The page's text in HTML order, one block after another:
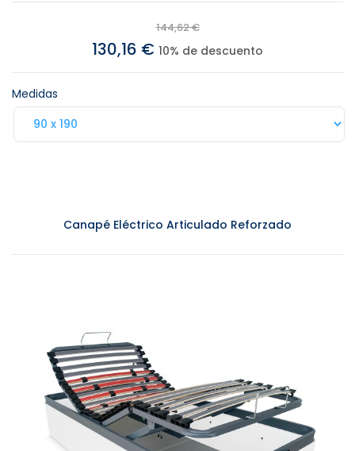
144,62 €
130,16 € 10% de descuento
Medidas
Canapé Eléctrico Articulado Reforzado